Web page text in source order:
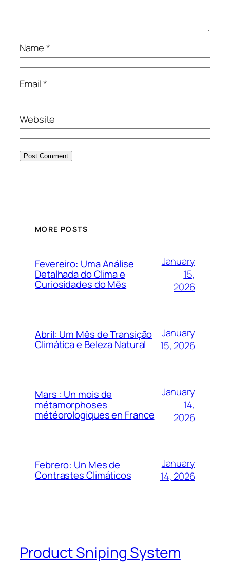
Name*
Email*
Website
MORE POSTS
Fevereiro: Uma Análise
Detalhada do Clima e
Curiosidades do Mês
January
15,
2026
Abril: Um Mês de Transição
Climática e Beleza Natural
January
15, 2026
Mars : Un mois de
métamorphoses
météorologiques en France
January
14,
2026
Febrero: Un Mes de
Contrastes Climáticos
January
14, 2026
Product Sniping System